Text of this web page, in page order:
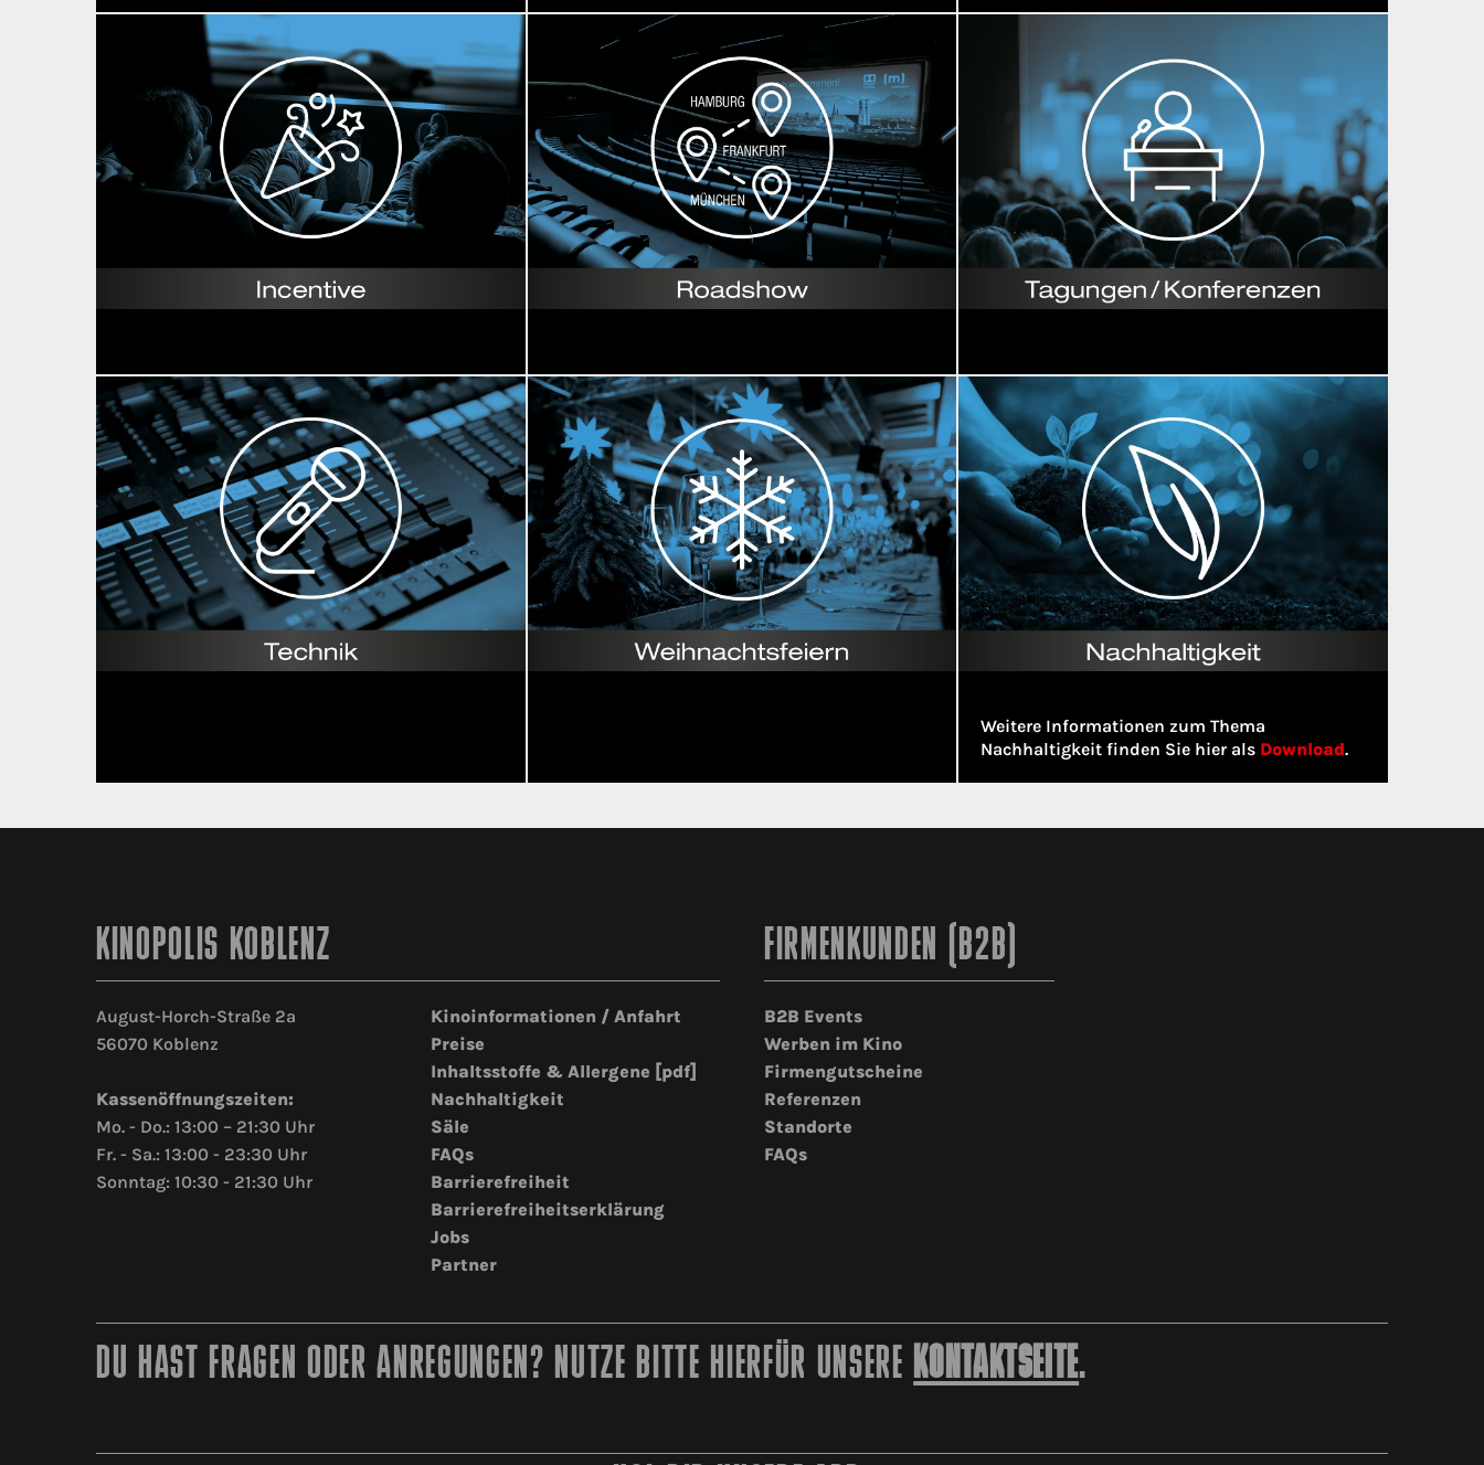
Weitere Informationen zum Thema
Nachhaltigkeit finden Sie hier als Download.
KINOPOLIS KOBLENZ
August-Horch-Straße 2a
56070 Koblenz
Kassenöffnungszeiten:
Mo. - Do.: 13:00 – 21:30 Uhr
Fr. - Sa.: 13:00 - 23:30 Uhr
Sonntag: 10:30 - 21:30 Uhr
Kinoinformationen / Anfahrt
Preise
Inhaltsstoffe & Allergene [pdf]
Nachhaltigkeit
Säle
FAQs
Barrierefreiheit
Barrierefreiheitserklärung
Jobs
Partner
FIRMENKUNDEN (B2B)
B2B Events
Werben im Kino
Firmengutscheine
Referenzen
Standorte
FAQs
DU HAST FRAGEN ODER ANREGUNGEN? NUTZE BITTE HIERFÜR UNSERE KONTAKTSEITE.